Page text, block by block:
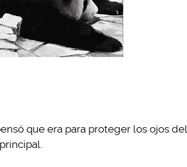
que era para proteger los ojos del